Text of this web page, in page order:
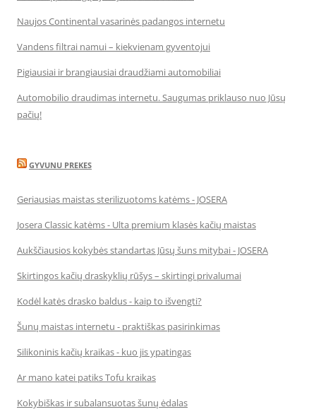
Naujos Continental vasarinės padangos internetu
Vandens filtrai namui – kiekvienam gyventojui
Pigiausiai ir brangiausiai draudžiami automobiliai
Automobilio draudimas internetu. Saugumas priklauso nuo Jūsų
pačių!
GYVUNU PREKES
Geriausias maistas sterilizuotoms katėms - JOSERA
Josera Classic katėms - Ulta premium klasės kačių maistas
Aukščiausios kokybės standartas Jūsų šuns mitybai - JOSERA
Skirtingos kačių draskyklių rūšys – skirtingi privalumai
Kodėl katės drasko baldus - kaip to išvengti?
Šunų maistas internetu - praktiškas pasirinkimas
Silikoninis kačių kraikas - kuo jis ypatingas
Ar mano katei patiks Tofu kraikas
Kokybiškas ir subalansuotas šunų ėdalas